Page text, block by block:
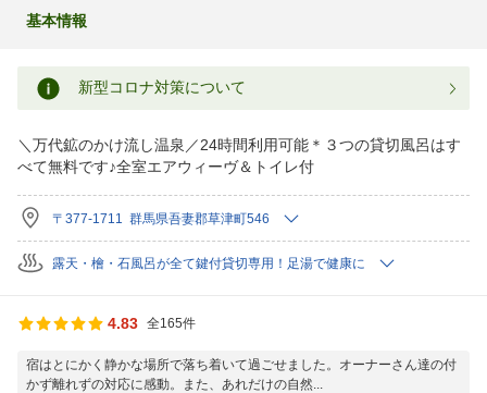
基本情報
新型コロナ対策について
＼万代鉱のかけ流し温泉／24時間利用可能＊３つの貸切風呂はす
べて無料です♪全室エアウィーヴ＆トイレ付
〒377-1711 群馬県吾妻郡草津町546
露天・檜・石風呂が全て鍵付貸切専用！足湯で健康に
4.83 全165件
宿はとにかく静かな場所で落ち着いて過ごせました。オーナーさん達の付
かず離れずの対応に感動。また、あれだけの自然...